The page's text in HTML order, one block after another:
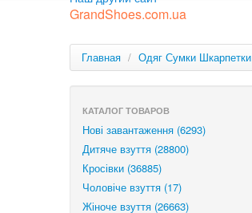
GrandShoes.com.ua
Главная / Одяг Сумки Шкарпетки
КАТАЛОГ ТОВАРОВ
Нові завантаження (6293)
Дитяче взуття (28800)
Кросівки (36885)
Чоловіче взуття (17)
Жіноче взуття (26663)